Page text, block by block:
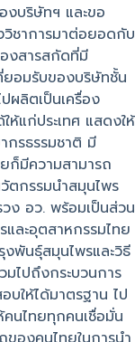
งบริษัทฯ และขอ
วิชาการมาต่อยอดกับ
งสารสกัดที่มี
ยอมรับของบริษัทชั้น
ผลิตเป็นเครื่อง
ห้แก่ประเทศ แสดงให้
กรธรรมชาติ มี
ก็มีความสามารถ
ตกรรมนำสมุนไพร
วง อว. พร้อมเป็นส่วน
ละอุตสาหกรรมไทย
พันธุ์สมุนไพรและวิธี
มไปถึงกระบวนการ
บให้ได้มาตรฐาน ไป
ไทยทุกคนเชื่อมั่น